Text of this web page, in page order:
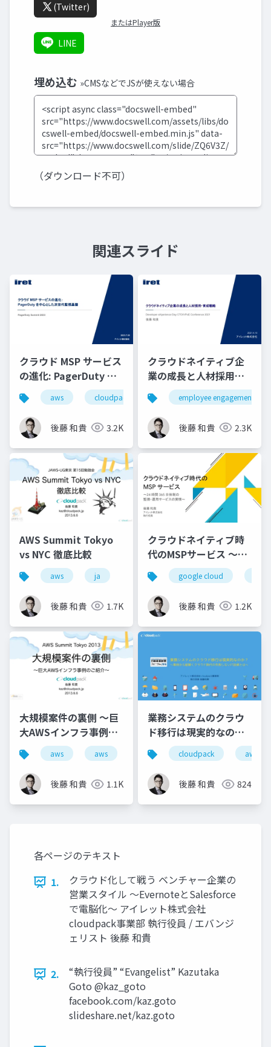
(Twitter)
またはPlayer版
LINE
埋め込む »CMSなどでJSが使えない場合
（ダウンロード不可）
関連スライド
クラウド MSP サービス
の進化: PagerDuty を
中心とした次世代監視
基盤
aws cloudpack iret google cloud
後藤 和貴 3.2K
クラウドネイティブ企
業の成長と人材採用・
育成戦略 / Developer
eXperience Day
employee engagement
後藤 和貴 2.3K
AWS Summit Tokyo
vs NYC 徹底比較
aws ja
後藤 和貴 1.7K
クラウドネイティブ時
代のMSPサービス 〜24
時間 365 日体制の 監
視・運用サービスの実
情〜
google cloud
後藤 和貴 1.2K
大規模案件の裏側 ～巨
大AWSインフラ事例の
ご紹介～aws aws
後藤 和貴 1.1K
業務システムのクラウ
ド移行は現実的なの
か？ 〜事例から紐解く
クラウド時代の失敗し
ないIT投資とは〜
cloudpack aws
後藤 和貴 824
各ページのテキスト
1.
クラウド化して戦う ベンチャー企業の
営業スタイル 〜EvernoteとSalesforce
で電脳化〜 アイレット株式会社
cloudpack事業部 執行役員 / エバンジ
ェリスト 後藤 和貴
2.
“執行役員” “Evangelist” Kazutaka
Goto @kaz_goto
facebook.com/kaz.goto
slideshare.net/kaz.goto